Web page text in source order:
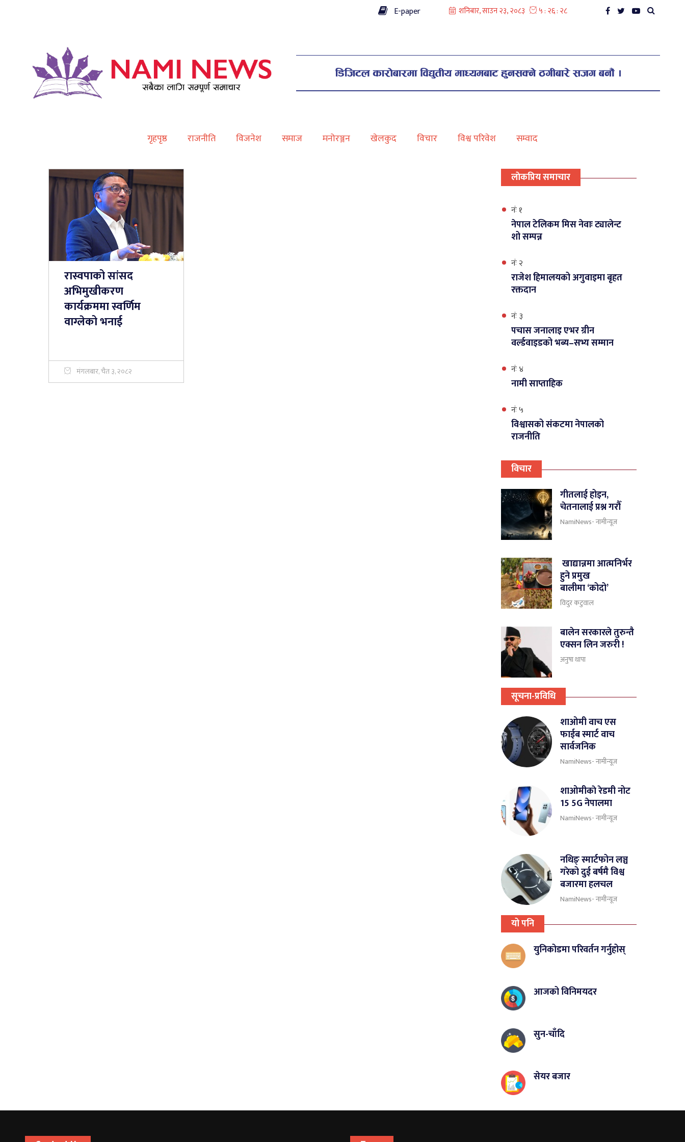
E-paper
गृहपृष्ठ राजनीति विजनेश समाज मनोरञ्जन खेलकुद विचार विश्व परिवेश सम्वाद
रास्वपाको सांसद
अभिमुखीकरण
कार्यक्रममा स्वर्णिम
वाग्लेको भनाई
मंगलबार, चैत ३, २०८२
लाेकप्रिय समाचार
नंः १
नेपाल टेलिकम मिस नेवाः ट्यालेन्ट
शो सम्पन्न
नंः २
राजेश हिमालयको अगुवाइमा बृहत
रक्तदान
नंः ३
पचास जनालाइ एभर ग्रीन
वर्ल्डवाइडको भब्य–सभ्य सम्मान
नंः ४
नामी साप्ताहिक
नंः ५
विश्वासको संकटमा नेपालको
राजनीति
विचार
गीतलाई होइन,
चेतनालाई प्रश्न गरौँ
NamiNews- नामीन्यूज
खाद्यान्नमा आत्मनिर्भर
हुने प्रमुख
बालीमा ‘कोदो’
विदुर कटुवाल
बालेन सरकारले तुरुन्तै
एक्सन लिन जरुरी !
अनुषा थापा
सूचना-प्रविधि
शाओमी वाच एस
फाईब स्मार्ट वाच
सार्वजनिक
NamiNews- नामीन्यूज
शाओमीकाे रेडमी नोट
15 5G नेपालमा
NamiNews- नामीन्यूज
नथिङ् स्मार्टफोन लञ्च
गरेको दुई बर्षमै विश्व
बजारमा हलचल
NamiNews- नामीन्यूज
यो पनि
युनिकोडमा परिवर्तन गर्नुहोस्
आजको विनिमयदर
सुन-चाँदि
सेयर बजार